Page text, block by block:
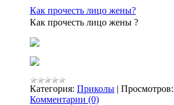
Как прочесть лицо жены?
Как прочесть лицо жены ?
Категория: Приколы | Просмотров:
Комментарии (0)